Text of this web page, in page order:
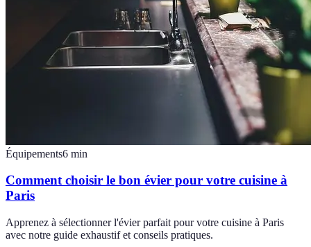
Équipements6 min
Comment choisir le bon évier pour votre cuisine à
Paris
Apprenez à sélectionner l'évier parfait pour votre cuisine à Paris
avec notre guide exhaustif et conseils pratiques.